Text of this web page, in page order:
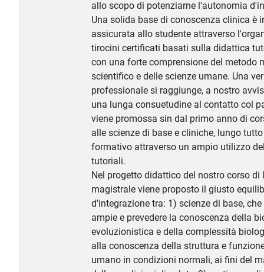
allo scopo di potenziarne l'autonomia
Una solida base di conoscenza clinica è
assicurata allo studente attraverso
tirocini certificati basati sulla didattica
con una forte comprensione del metodo
scientifico e delle scienze umane. Una
professionale si raggiunge, a nostro
una lunga consuetudine al contatto col
viene promossa sin dal primo anno di
alle scienze di base e cliniche, lungo
formativo attraverso un ampio utilizzo
tutoriali.
Nel progetto didattico del nostro corso di
magistrale viene proposto il giusto
d'integrazione tra: 1) scienze di base,
ampie e prevedere la conoscenza della
evoluzionistica e della complessità
alla conoscenza della struttura e
umano in condizioni normali, ai fini del